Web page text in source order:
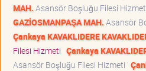
MAH. Asansör Boşluğu Filesi
GAZİOSMANPAŞA MAH. Asansör
Çankaya KAVAKLIDERE
Filesi Hizmeti Çankaya
Asansör Boşluğu Filesi Hizmeti